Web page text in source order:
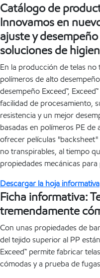
Catálogo de
Innovamos en
ajuste y
soluciones de
En la producción de telas
polímeros de alto
desempeño Exceed™,
facilidad de procesamiento,
resistencia y un mejor
basadas en polímeros PE de
ofrecer películas
no transpirables, al tiempo
propiedades mecánicas
Descargar la hoja informativa
Ficha informativa:
tremendamente
Con unas propiedades de
del tejido superior al PP
Exceed™ permite fabricar
cómodas y a prueba de